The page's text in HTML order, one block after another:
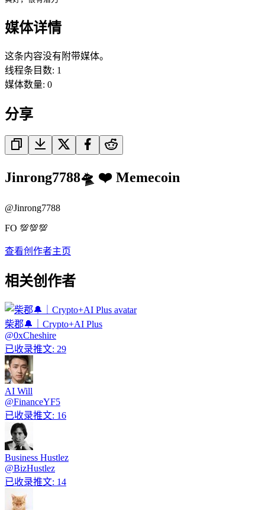
媒体详情
这条内容没有附带媒体。
线程条目数: 1
媒体数量: 0
分享
Jinrong7788🛸 ❤️ Memecoin
@Jinrong7788
FO 💯💯💯
查看创作者主页
相关创作者
柴郡🔔｜Crypto+AI Plus
@0xCheshire
已收录推文: 29
AI Will
@FinanceYF5
已收录推文: 16
Business Hustlez
@BizHustlez
已收录推文: 14